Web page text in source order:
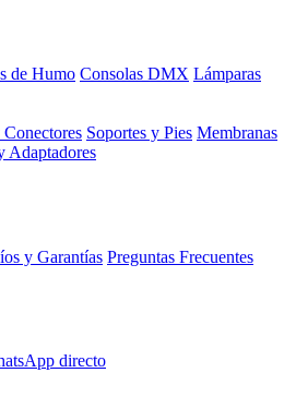
de Humo Consolas DMX Lámparas
Soportes y Pies Membranas
Adaptadores
y Garantías Preguntas Frecuentes
directo